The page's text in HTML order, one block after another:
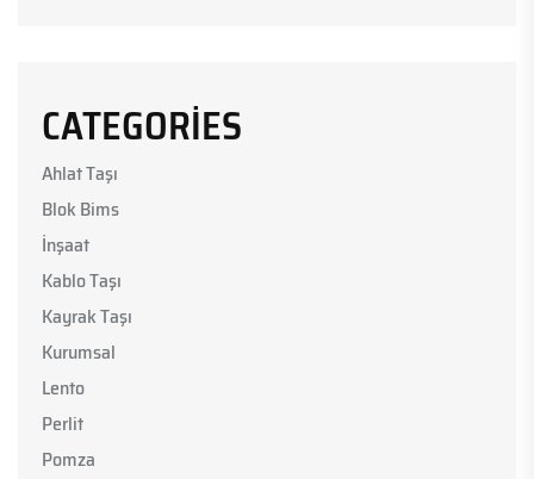
CATEGORIES
Ahlat Taşı
Blok Bims
İnşaat
Kablo Taşı
Kayrak Taşı
Kurumsal
Lento
Perlit
Pomza